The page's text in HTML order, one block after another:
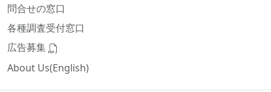
問合せの窓口
各種調査受付窓口
広告募集
About Us(English)